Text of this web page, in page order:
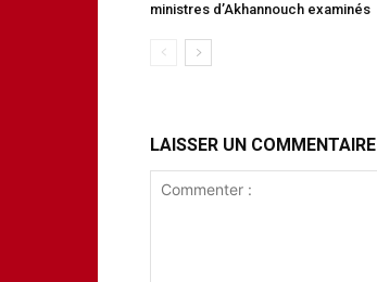
ministres d’Akhannouch examinés
LAISSER UN COMMENTAIRE